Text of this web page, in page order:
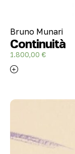
Bruno Munari
Continuità
1.800,00 €